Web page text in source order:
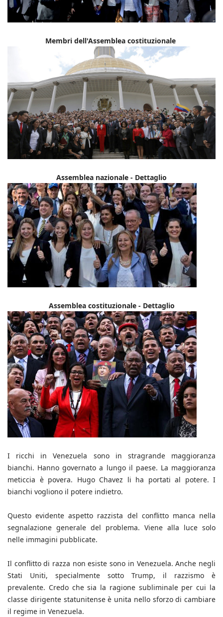
Membri dell'Assemblea costituzionale
Assemblea nazionale - Dettaglio
Assemblea costituzionale - Dettaglio
I ricchi in Venezuela sono in stragrande maggioranza
bianchi. Hanno governato a lungo il paese. La maggioranza
meticcia è povera. Hugo Chavez li ha portati al potere. I
bianchi vogliono il potere indietro.
Questo evidente aspetto razzista del conflitto manca nella
segnalazione generale del problema. Viene alla luce solo
nelle immagini pubblicate.
Il conflitto di razza non esiste sono in Venezuela. Anche negli
Stati Uniti, specialmente sotto Trump, il razzismo è
prevalente. Credo che sia la ragione subliminale per cui la
classe dirigente statunitense è unita nello sforzo di cambiare
il regime in Venezuela.